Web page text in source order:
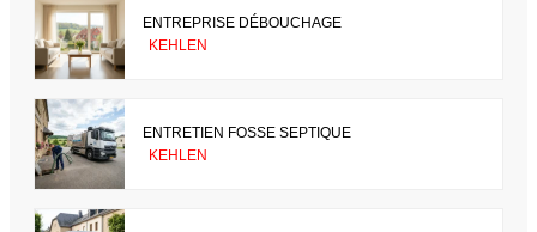
ENTREPRISE DÉBOUCHAGE
KEHLEN
ENTRETIEN FOSSE SEPTIQUE
KEHLEN